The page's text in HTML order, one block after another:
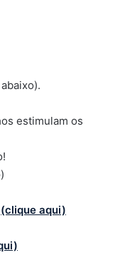
estimulam os
(clique aqui)